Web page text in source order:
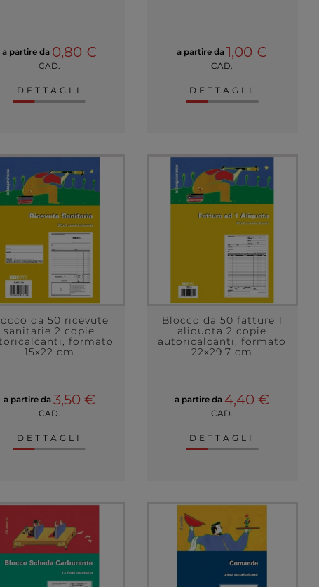
a partire da 0,80 €
CAD.
DETTAGLI
a partire da 1,00 €
CAD.
DETTAGLI
da 50 ricevute
sanitarie 2 copie
formato
15x22 cm
a partire da 3,50 €
CAD.
DETTAGLI
Blocco da 50 fatture 1
aliquota 2 copie
autoricalcanti, formato
22x29.7 cm
a partire da 4,40 €
CAD.
DETTAGLI